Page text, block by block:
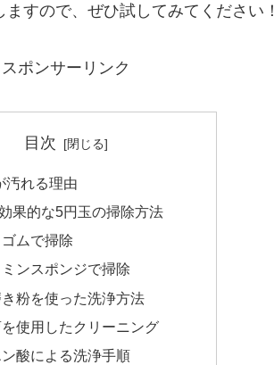
すので、ぜひ試してみてください！
スポンサーリンク
目次
汚れる理由
果的な5円玉の掃除方法
ムで掃除
ミンスポンジで掃除
粉を使った洗浄方法
使用したクリーニング
ン酸による洗浄手順